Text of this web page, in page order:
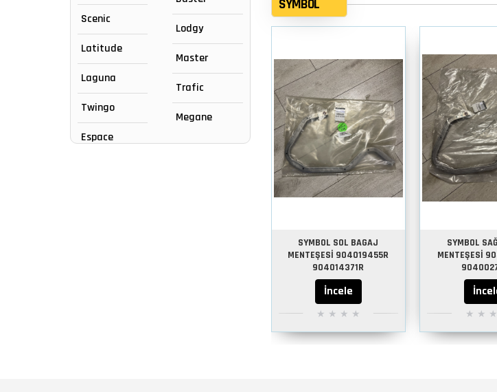
Scenic
Latitude
Laguna
Twingo
Espace
Lodgy
Master
Trafic
Megane
SYMBOL
SYMBOL SOL BAGAJ
MENTEŞESİ 904019455R
904014371R
İncele
SYMBOL
MENTEŞESİ